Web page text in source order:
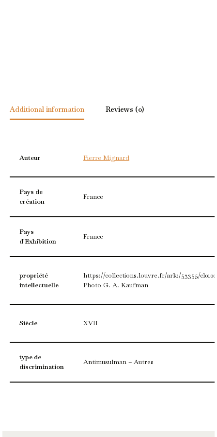
Additional information Reviews (0)
Auteur Pierre Mignard
Pays de
création
France
Pays
d'Exhibition
France
propriété
intellectuelle
https://collections.louvre.fr/ark:/53355/
Photo G. A. Kaufman
Siècle XVII
type de
discrimination
Antimusulman – Autres